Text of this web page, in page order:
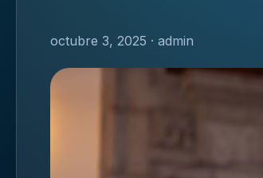
octubre 3, 2025 · admin